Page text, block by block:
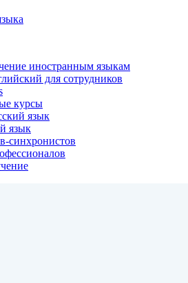
иностранным языкам
для сотрудников
курсы
язык
язык
синхронистов